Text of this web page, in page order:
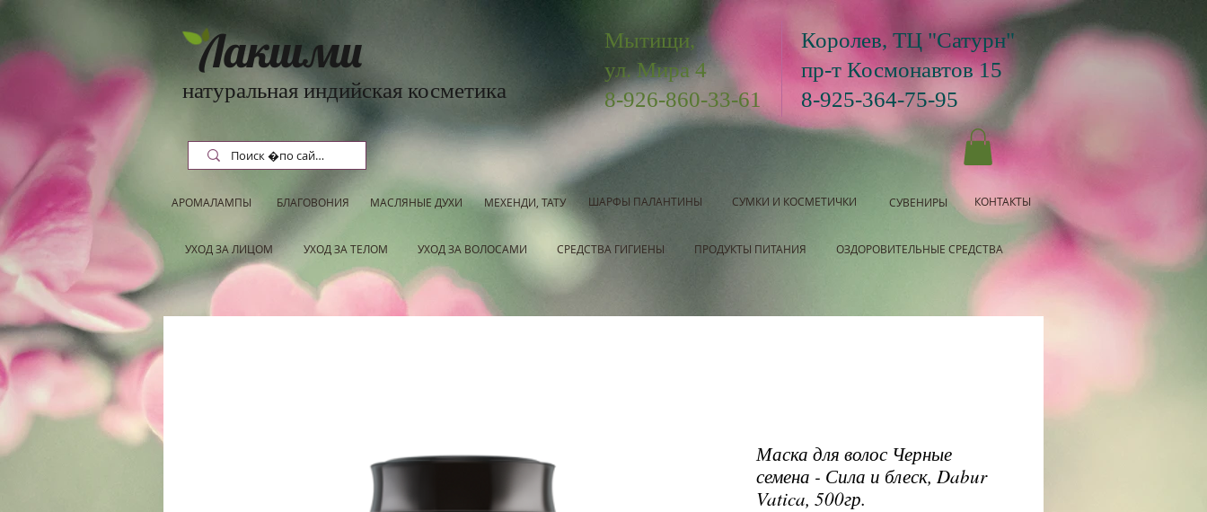
Лакшми
натуральная индийская косметика
Мытищи,
ул. Мира 4
8-926-860-33-61
Королев, ТЦ "Сатурн"
пр-т Космонавтов 15
8-925-364-75-95
АРОМАЛАМПЫ БЛАГОВОНИЯ МАСЛЯНЫЕ ДУХИ МЕХЕНДИ, ТАТУ ШАРФЫ ПАЛАНТИНЫ СУМКИ И КОСМЕТИЧКИ СУВЕНИРЫ КОНТАКТЫ
УХОД ЗА ЛИЦОМ УХОД ЗА ТЕЛОМ УХОД ЗА ВОЛОСАМИ СРЕДСТВА ГИГИЕНЫ ПРОДУКТЫ ПИТАНИЯ ОЗДОРОВИТЕЛЬНЫЕ СРЕДСТВА
Маска для волос Черные
семена - Сила и блеск, Dabur
Vatica, 500гр.